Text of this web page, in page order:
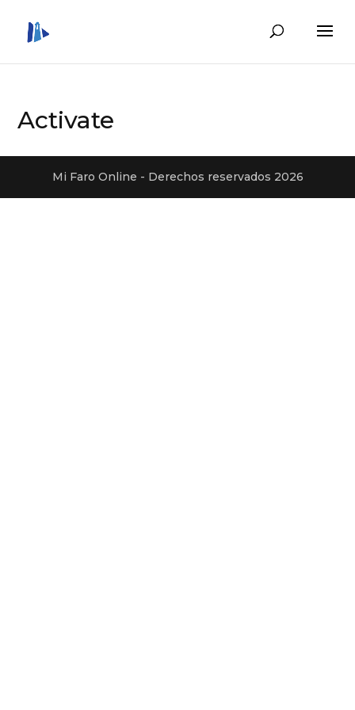
Activate
Mi Faro Online - Derechos reservados 2026